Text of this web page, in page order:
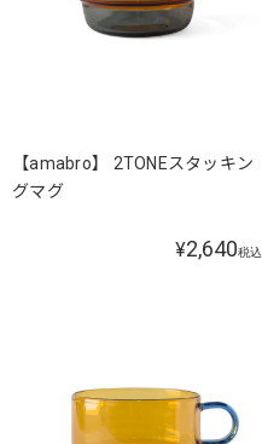
【amabro】 2TONEスタッキン
グマグ
¥2,640税込